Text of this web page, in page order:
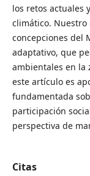
los retos actuales
climático. Nuestro
concepciones del
adaptativo, que
ambientales en la
este artículo es
fundamentada
participación
perspectiva de
Citas